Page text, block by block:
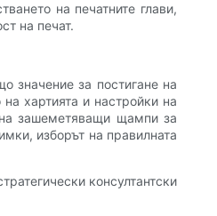
на печатните глави,
на печат.
значение за постигане на
хартията и настройки на
зашеметяващи щампи за
изборът на правилната
консултантски